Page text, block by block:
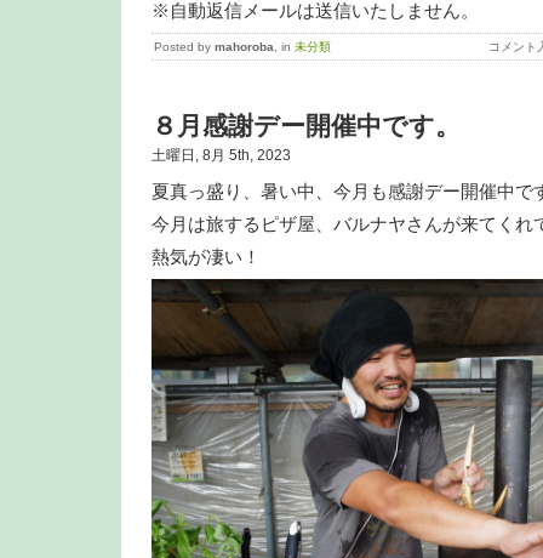
※自動返信メールは送信いたしません。
Posted by mahoroba , in 未分類 コメント
８月感謝デー開催中です。
土曜日, 8月 5th, 2023
夏真っ盛り、暑い中、今月も感謝デー開催中で
今月は旅するピザ屋、バルナヤさんが来てくれ
熱気が凄い！